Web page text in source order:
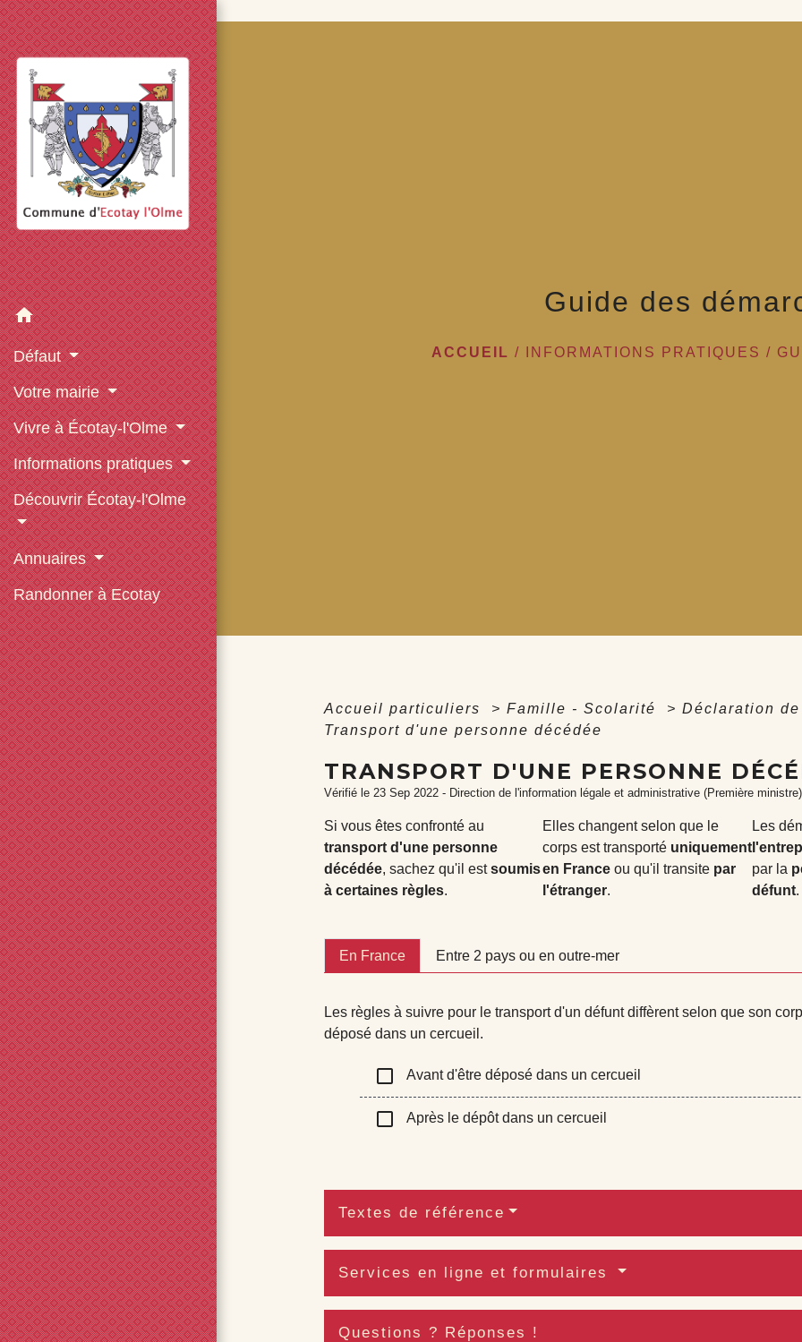
googled7e4d5fb082cc1df.html
home
Défaut
Votre mairie
Vivre à Écotay-l'Olme
Informations pratiques
Découvrir Écotay-l'Olme
Annuaires
Randonner à Ecotay
Guide des
ACCUEIL / INFORMATIONS PRATIQUES /
Accueil particuliers > Famille - Scolarité > Déclaration
Transport d'une personne décédée
TRANSPORT D'UNE PERSONNE
Vérifié le 23 Sep 2022 - Direction de l'information légale et administrative (Première ministre)
Si vous êtes confronté au
transport d'une personne
décédée, sachez qu'il estsoumis
à certaines règles.
Elles changent selon que le
corps est transporté uniquement
en Franceou qu'il transite par
l'étranger.
Les
par la
défunt.
En France Entre 2 pays ou en outre-mer
Les règles à suivre pour le transport d'un défunt diffèrent selon que son
déposé dans un cercueil.
check_box_outline_blank Avant d'être déposé dans un cercueil
check_box_outline_blank Après le dépôt dans un cercueil
Textes de référence
Services en ligne et formulaires
Questions ? Réponses !